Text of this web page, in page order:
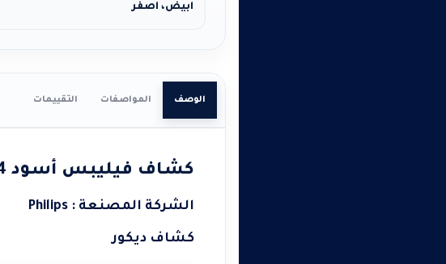
ابيض، اصفر
الوصف المواصفات التقييمات
كشاف فيليبس أسود 34 وات 120 سم
الشركة المصنعة : Philips
كشاف ديكور